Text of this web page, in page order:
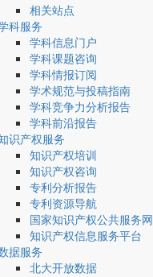
相关站点
科服务
学科信息门户
学科课题咨询
学科情报订阅
学术规范与投稿指南
学科竞争力分析报告
学科前沿报告
识产权服务
知识产权培训
知识产权咨询
专利分析报告
专利资源导航
国家知识产权公共服务网
知识产权信息服务平台
据服务
北大开放数据